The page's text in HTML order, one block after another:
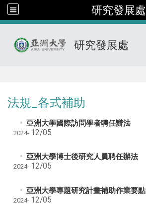
研究發展處
研究發展處
法規_各式補助
亞洲大學國際訪問學者聘任辦法
2024- 12/05
亞洲大學博士後研究人員聘任辦法
2024- 12/05
亞洲大學專題研究計畫補助作業要點
2024- 12/05